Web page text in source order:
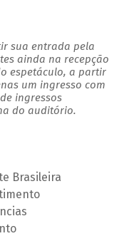
sua entrada pela
ainda na recepção
espetáculo, a partir
um ingresso com
ingressos
do auditório.
Brasileira